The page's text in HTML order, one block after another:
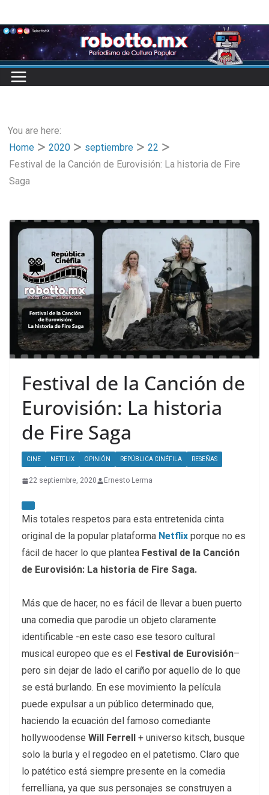
to
content
You are here:
Home
2020 septiembre
22
Festival de la Canción de Eurovisión: La historia de Fire
Saga
Festival de la Canción de
Eurovisión: La historia
de Fire Saga
CINE NETFLIX OPINIÓN REPÚBLICA CINÉFILA RESEÑAS
22 septiembre, 2020 Ernesto Lerma
Mis totales respetos para esta entretenida cinta
original de la popular plataforma Netflix porque no es
fácil de hacer lo que plantea Festival de la Canción
de Eurovisión: La historia de Fire Saga.
Más que de hacer, no es fácil de llevar a buen puerto
una comedia que parodie un objeto claramente
identificable -en este caso ese tesoro cultural
musical europeo que es el Festival de Eurovisión–
pero sin dejar de lado el cariño por aquello de lo que
se está burlando. En ese movimiento la película
puede expulsar a un público determinado que,
haciendo la ecuación del famoso comediante
hollywoodense Will Ferrell + universo kitsch, busque
solo la burla y el regodeo en el patetismo. Claro que
lo patético está siempre presente en la comedia
ferrelliana, ya que sus personajes se construyen a